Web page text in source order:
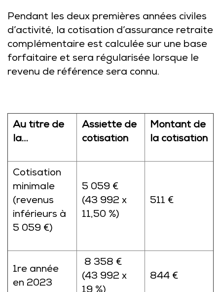
Pendant les deux premières années civiles
d’activité, la cotisation d’assurance retraite
complémentaire est calculée sur une base
forfaitaire et sera régularisée lorsque le
revenu de référence sera connu.
Au titre de
la…
Assiette de
cotisation
Montant de
la cotisation
Cotisation
minimale
(revenus
inférieurs à
5 059 €)
5 059 €
(43 992 x
11,50 %)
511 €
1re année
en 2023
8 358 €
(43 992 x
844 €